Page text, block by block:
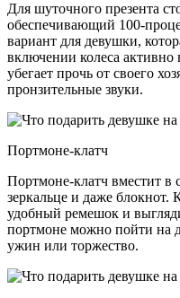
Для шуточного презента
обеспечивающий 100-
вариант для девушки,
включении колеса активно
убегает прочь от своего
пронзительные звуки.
Портмоне-клатч
Портмоне-клатч вместит в
зеркальце и даже блокнот.
удобный ремешок и
портмоне можно пойти на
ужин или торжество.